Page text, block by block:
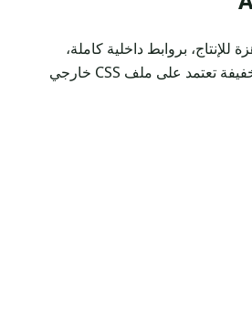
بروابط داخلية كاملة،
وتهيئة اتجاه RTL، وملفات خفيفة تعتمد على ملف CSS خارجي